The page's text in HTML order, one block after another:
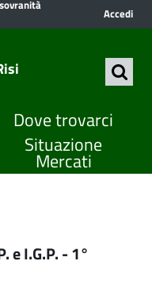
Accedi
Dove trovarci
Situazione
Mercati
e I.G.P. - 1°